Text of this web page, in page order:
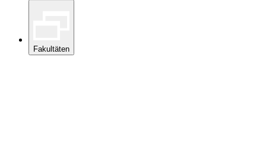
Fakultäten